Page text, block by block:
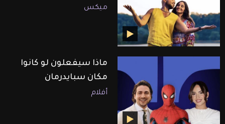
ميكس
ماذا سيفعلون لو كانوا
مكان سبايدرمان
أفلام